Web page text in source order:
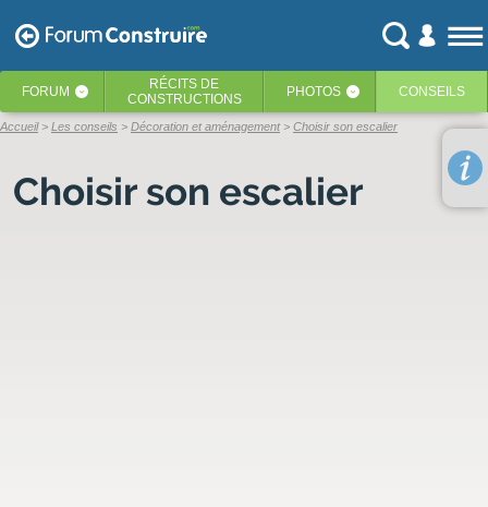
FORUM ‹ RÉCITS DE
CONSTRUCTIONS
PHOTOS ‹ CONSEILS
Accueil Les conseils Décoration et aménagement Choisir son escalier
Choisir son escalier